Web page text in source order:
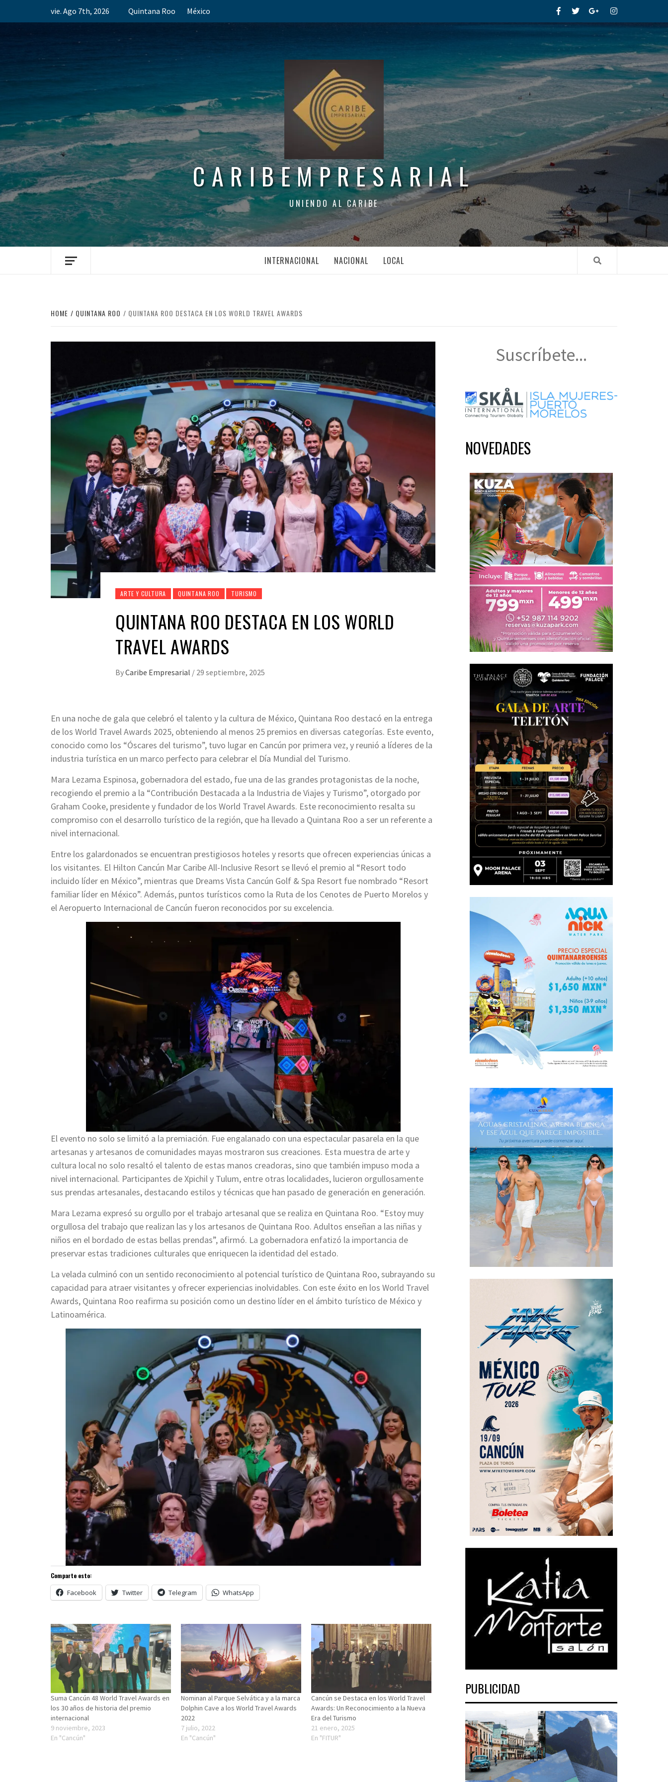
vie. Ago 7th, 2026 Quintana Roo México FacebookTwitterGoogle+Instagram
CARIBEMPRESARIAL
UNIENDO AL CARIBE
INTERNACIONAL NACIONAL LOCAL
HOME QUINTANA ROO QUINTANA ROO DESTACA EN LOS WORLD TRAVEL AWARDS
ARTE Y CULTURA QUINTANA ROO TURISMO
QUINTANA ROO DESTACA EN LOS WORLD
TRAVEL AWARDS
ByCaribe Empresarial / 29 septiembre, 2025
En una noche de gala que celebró el talento y la cultura de México, Quintana Roo destacó en la entrega
de los World Travel Awards 2025, obteniendo al menos 25 premios en diversas categorías. Este evento,
conocido como los “Óscares del turismo”, tuvo lugar en Cancún por primera vez, y reunió a líderes de la
industria turística en un marco perfecto para celebrar el Día Mundial del Turismo.
Mara Lezama Espinosa, gobernadora del estado, fue una de las grandes protagonistas de la noche,
recogiendo el premio a la “Contribución Destacada a la Industria de Viajes y Turismo”, otorgado por
Graham Cooke, presidente y fundador de los World Travel Awards. Este reconocimiento resalta su
compromiso con el desarrollo turístico de la región, que ha llevado a Quintana Roo a ser un referente a
nivel internacional.
Entre los galardonados se encuentran prestigiosos hoteles y resorts que ofrecen experiencias únicas a
los visitantes. El Hilton Cancún Mar Caribe All-Inclusive Resort se llevó el premio al “Resort todo
incluido líder en México”, mientras que Dreams Vista Cancún Golf & Spa Resort fue nombrado “Resort
familiar líder en México”. Además, puntos turísticos como la Ruta de los Cenotes de Puerto Morelos y
el Aeropuerto Internacional de Cancún fueron reconocidos por su excelencia.
El evento no solo se limitó a la premiación. Fue engalanado con una espectacular pasarela en la que
artesanas y artesanos de comunidades mayas mostraron sus creaciones. Esta muestra de arte y
cultura local no solo resaltó el talento de estas manos creadoras, sino que también impuso moda a
nivel internacional. Participantes de Xpichil y Tulum, entre otras localidades, lucieron orgullosamente
sus prendas artesanales, destacando estilos y técnicas que han pasado de generación en generación.
Mara Lezama expresó su orgullo por el trabajo artesanal que se realiza en Quintana Roo. “Estoy muy
orgullosa del trabajo que realizan las y los artesanos de Quintana Roo. Adultos enseñan a las niñas y
niños en el bordado de estas bellas prendas”, afirmó. La gobernadora enfatizó la importancia de
preservar estas tradiciones culturales que enriquecen la identidad del estado.
La velada culminó con un sentido reconocimiento al potencial turístico de Quintana Roo, subrayando su
capacidad para atraer visitantes y ofrecer experiencias inolvidables. Con este éxito en los World Travel
Awards, Quintana Roo reafirma su posición como un destino líder en el ámbito turístico de México y
Latinoamérica.
Comparte esto:
Facebook Twitter Telegram WhatsApp
Suma Cancún 48 World Travel Awards en
los 30 años de historia del premio
internacional
9 noviembre, 2023
En "Cancún"
Nominan al Parque Selvática y a la marca
Dolphin Cave a los World Travel Awards
2022
7 julio, 2022
En "Cancún"
Cancún se Destaca en los World Travel
Awards: Un Reconocimiento a la Nueva
Era del Turismo
21 enero, 2025
En "FITUR"
Suscríbete...
NOVEDADES
PUBLICIDAD